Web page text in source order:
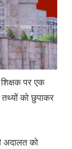
पर एक
को छुपाकर
अदालत को